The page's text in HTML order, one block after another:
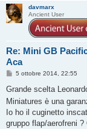
davmarx
Ancient User
Re: Mini GB
Aca
M
s
a
g
g
i
5 ottobre 2014, 22:55
Grande scelta
Miniatures è una
Io ho il cuginetto
gruppo flap/aerofreni